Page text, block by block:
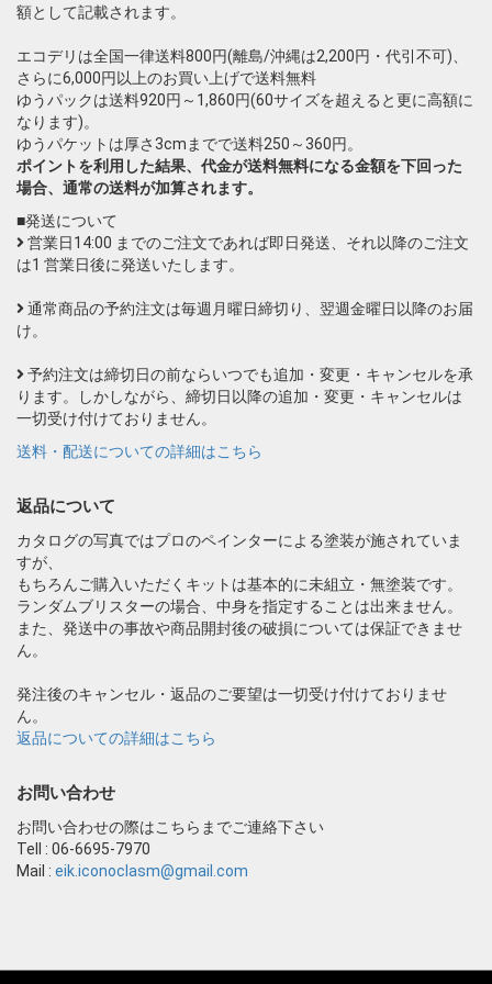
額として記載されます。
エコデリは全国一律送料800円(離島/沖縄は2,200円・代引不可)、
さらに6,000円以上のお買い上げで送料無料
ゆうパックは送料920円～1,860円(60サイズを超えると更に高額に
なります)。
ゆうパケットは厚さ3cmまでで送料250～360円。
ポイントを利用した結果、代金が送料無料になる金額を下回った
場合、通常の送料が加算されます。
■発送について
営業日14:00 までのご注文であれば即日発送、それ以降のご注文
は1 営業日後に発送いたします。
通常商品の予約注文は毎週月曜日締切り、翌週金曜日以降のお届
け。
予約注文は締切日の前ならいつでも追加・変更・キャンセルを承
ります。しかしながら、締切日以降の追加・変更・キャンセルは
一切受け付けておりません。
送料・配送についての詳細はこちら
返品について
カタログの写真ではプロのペインターによる塗装が施されていま
すが、
もちろんご購入いただくキットは基本的に未組立・無塗装です。
ランダムブリスターの場合、中身を指定することは出来ません。
また、発送中の事故や商品開封後の破損については保証できませ
ん。
発注後のキャンセル・返品のご要望は一切受け付けておりませ
ん。
返品についての詳細はこちら
お問い合わせ
お問い合わせの際はこちらまでご連絡下さい
Tell : 06-6695-7970
Mail : eik.iconoclasm@gmail.com